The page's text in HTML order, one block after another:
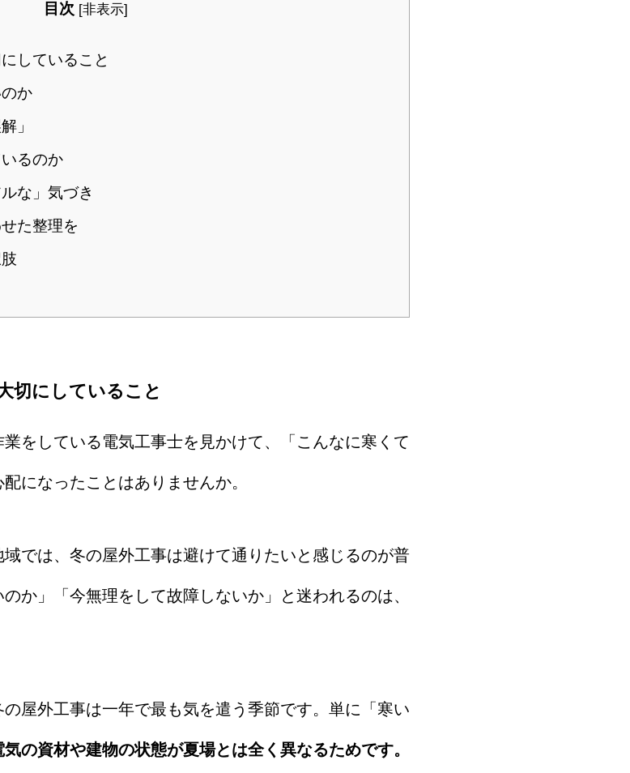
目次 [非表示]
していること
か
」
るのか
な」気づき
た整理を
切にしていること
をしている電気工事士を見かけて、「こんなに寒くて
になったことはありませんか。
では、冬の屋外工事は避けて通りたいと感じるのが普
か」「今無理をして故障しないか」と迷われるのは、
屋外工事は一年で最も気を遣う季節です。単に「寒い
気の資材や建物の状態が夏場とは全く異なるためです。